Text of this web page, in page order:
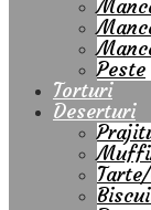
Peste
Torturi
Deserturi